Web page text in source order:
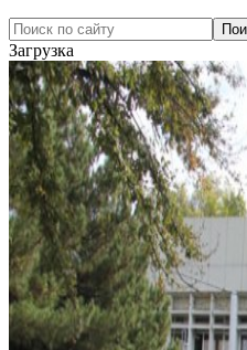
Загрузка